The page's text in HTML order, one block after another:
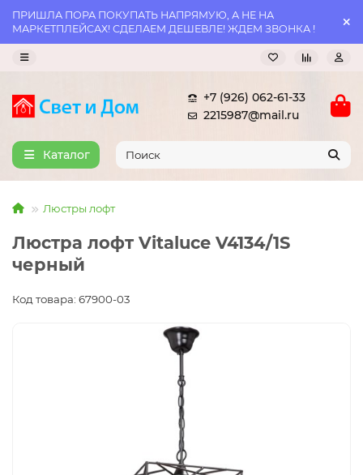
ПРИШЛА ПОРА ПОКУПАТЬ НАПРЯМУЮ, А НЕ НА
МАРКЕТПЛЕЙСАХ! СДЕЛАЕМ ДЕШЕВЛЕ! ЖДЕМ ЗВОНКА !
+7 (926) 062-61-33
2215987@mail.ru
Каталог
Люстры лофт
Люстра лофт Vitaluce V4134/1S
черный
Код товара: 67900-03